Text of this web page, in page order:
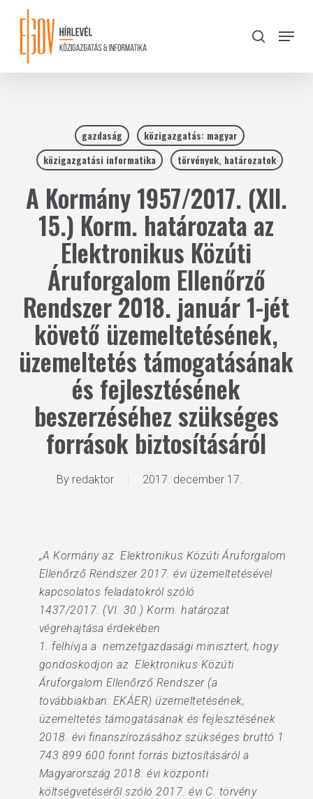
content
search
Menu
gazdaság
közigazgatás: magyar
közigazgatási informatika
törvények, határozatok
A Kormány 1957/2017. (XII.
15.) Korm. határozata az
Elektronikus Közúti
Áruforgalom Ellenőrző
Rendszer 2018. január 1-jét
követő üzemeltetésének,
üzemeltetés támogatásának
és fejlesztésének
beszerzéséhez szükséges
források biztosításáról
By redaktor 2017. december 17.
„A Kormány az Elektronikus Közúti Áruforgalom
Ellenőrző Rendszer 2017. évi üzemeltetésével
kapcsolatos feladatokról szóló
1437/2017. (VI. 30.) Korm. határozat
végrehajtása érdekében
1. felhívja a nemzetgazdasági minisztert, hogy
gondoskodjon az Elektronikus Közúti
Áruforgalom Ellenőrző Rendszer (a
továbbiakban: EKÁER) üzemeltetésének,
üzemeltetés támogatásának és fejlesztésének
2018. évi finanszírozásához szükséges bruttó 1
743 899 600 forint forrás biztosításáról a
Magyarország 2018. évi központi
költségvetéséről szóló 2017. évi C. törvény
Close